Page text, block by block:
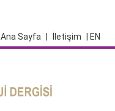
| EN
İletişim
Ana Sayfa